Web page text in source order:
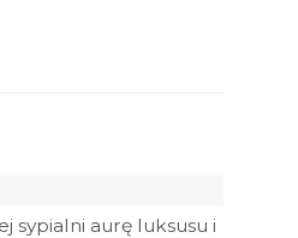
sypialni aurę luksusu i